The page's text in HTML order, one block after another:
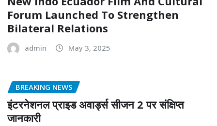
Forum Launched To Strengthen
Bilateral Relations
admin May 3, 2025
BREAKING NEWS
इंटरनेशनल प्राइड अवार्ड्स सीजन 2 पर संक्षिप्त
जानकारी